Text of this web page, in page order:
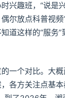
兴趣班，“说是
尔放点科普视
道这样的“服务”
一个对比。大
各方关注点基